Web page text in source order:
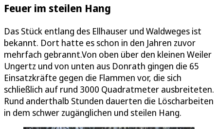
Feuer im steilen Hang
Das Stück entlang des Ellhauser und Waldweges ist
bekannt. Dort hatte es schon in den Jahren zuvor
mehrfach gebrannt.Von oben über den kleinen Weiler
Ungertz und von unten aus Donrath gingen die 65
Einsatzkräfte gegen die Flammen vor, die sich
schließlich auf rund 3000 Quadratmeter ausbreiteten.
Rund anderthalb Stunden dauerten die Löscharbeiten
in dem schwer zugänglichen und steilen Hang.